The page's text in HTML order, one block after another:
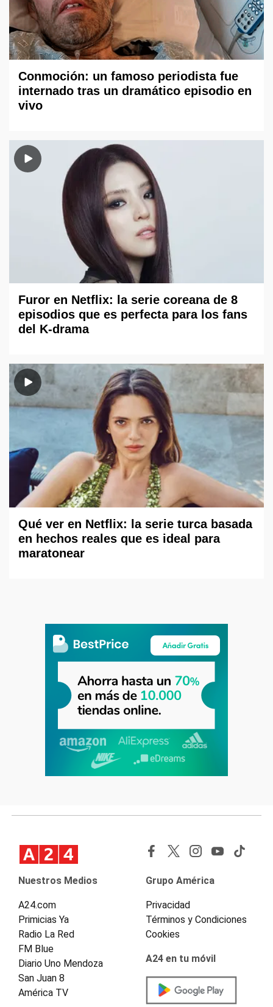
Conmoción: un famoso periodista fue
internado tras un dramático episodio en
vivo
Furor en Netflix: la serie coreana de 8
episodios que es perfecta para los fans
del K-drama
Qué ver en Netflix: la serie turca basada
en hechos reales que es ideal para
maratonear
Nuestros Medios
A24.com
Primicias Ya
Radio La Red
FM Blue
Diario Uno Mendoza
San Juan 8
América TV
Grupo América
Privacidad
Términos y Condiciones
Cookies
A24 en tu móvil